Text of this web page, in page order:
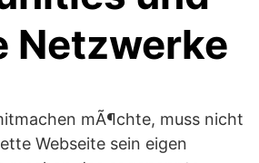
Netzwerke
mÃ¶chte, muss nicht
Webseite sein eigen